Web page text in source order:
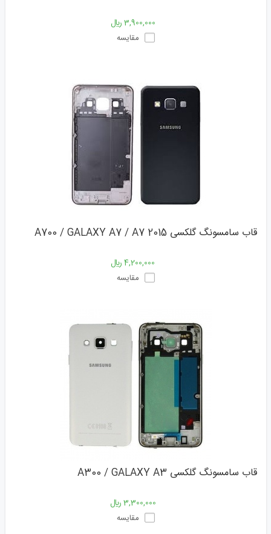
3,900,000 ﷼
مقایسه
قاب سامسونگ گلکسی A700 / GALAXY A7 / A7 2015
4,200,000 ﷼
مقایسه
قاب سامسونگ گلکسی A300 / GALAXY A3
3,300,000 ﷼
مقایسه